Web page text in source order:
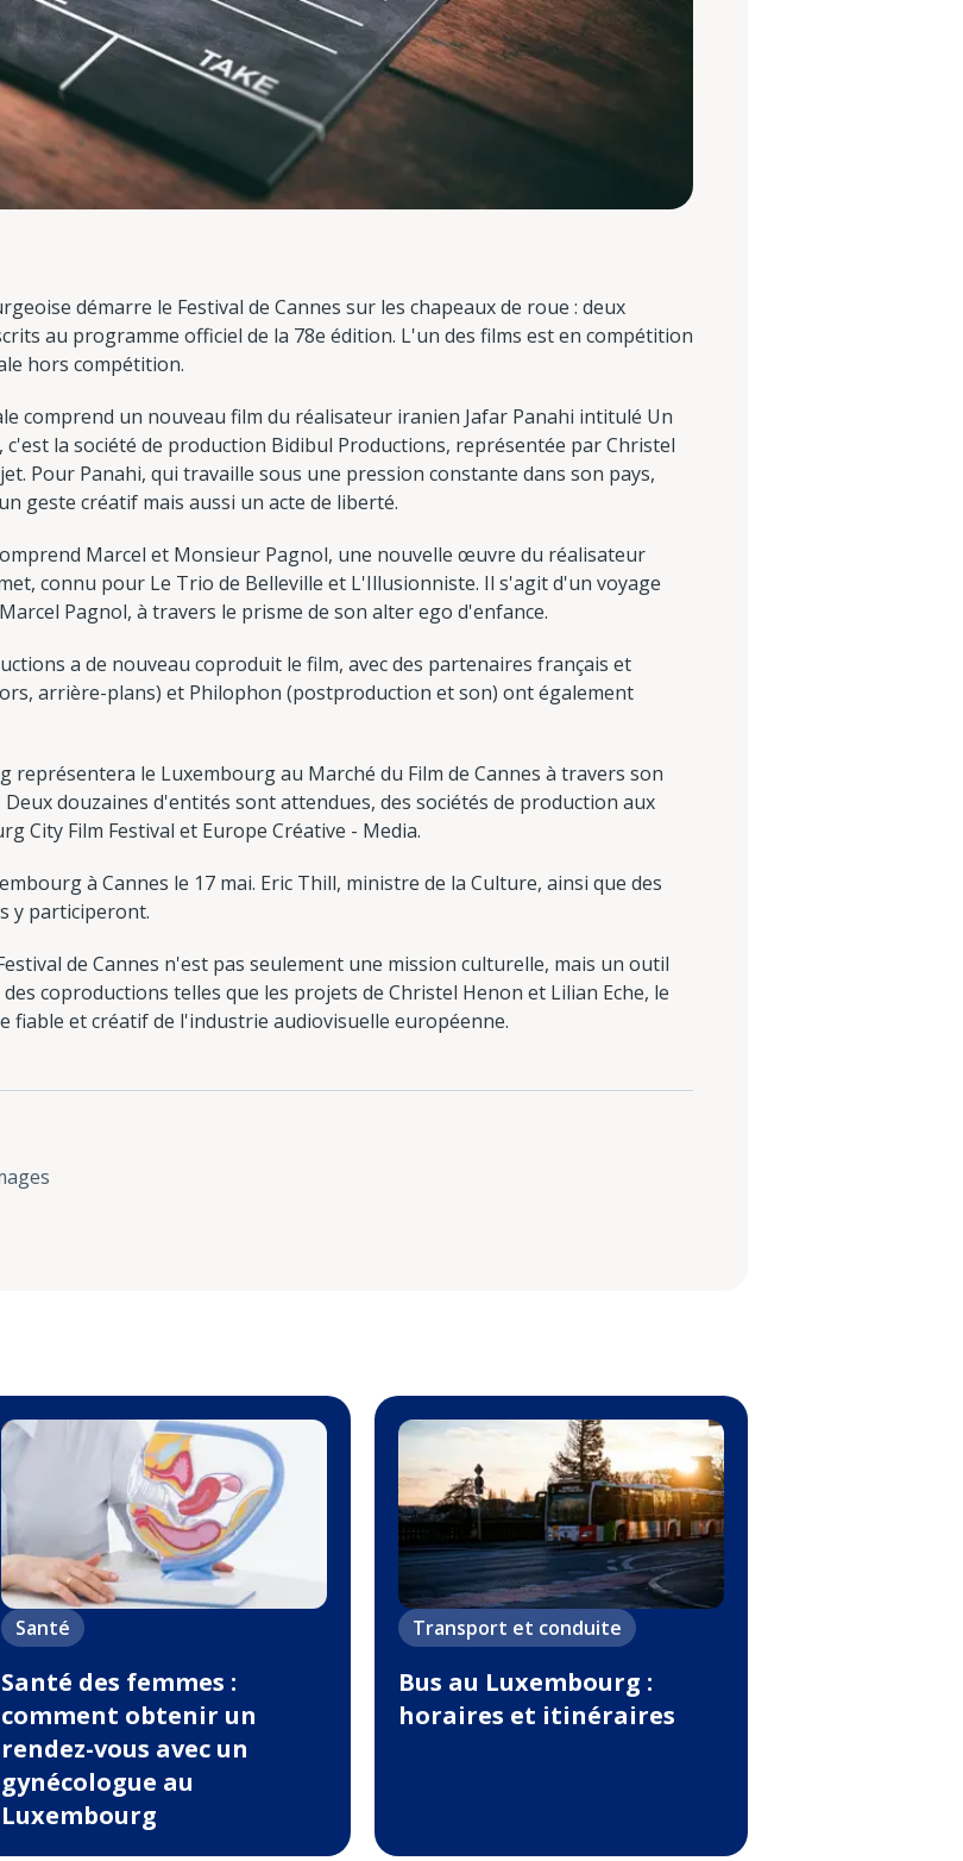
démarre le Festival de Cannes sur les chapeaux de roue : deux
au programme officiel de la 78e édition. L'un des films est en compétition
hors compétition.
comprend un nouveau film du réalisateur iranien Jafar Panahi intitulé Un
la société de production Bidibul Productions, représentée par Christel
Pour Panahi, qui travaille sous une pression constante dans son pays,
geste créatif mais aussi un acte de liberté.
Marcel et Monsieur Pagnol, une nouvelle œuvre du réalisateur
connu pour Le Trio de Belleville et L'Illusionniste. Il s'agit d'un voyage
Pagnol, à travers le prisme de son alter ego d'enfance.
a de nouveau coproduit le film, avec des partenaires français et
arrière-plans) et Philophon (postproduction et son) ont également
représentera le Luxembourg au Marché du Film de Cannes à travers son
douzaines d'entités sont attendues, des sociétés de production aux
City Film Festival et Europe Créative - Media.
à Cannes le 17 mai. Eric Thill, ministre de la Culture, ainsi que des
y participeront.
de Cannes n'est pas seulement une mission culturelle, mais un outil
coproductions telles que les projets de Christel Henon et Lilian Eche, le
fiable et créatif de l'industrie audiovisuelle européenne.
Santé
Santé des femmes :
comment obtenir un
rendez-vous avec un
gynécologue au
Luxembourg
Transport et conduite
Bus au Luxembourg :
horaires et itinéraires